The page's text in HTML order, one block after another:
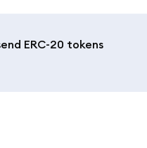
ERC-20 tokens